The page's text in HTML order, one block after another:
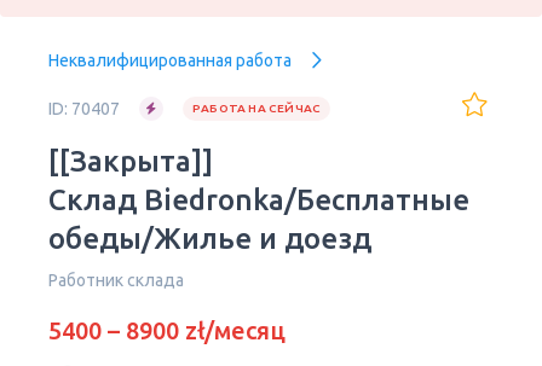
Неквалифицированная работа
ID: 70407 РАБОТА НА СЕЙЧАС
[[Закрыта]]
Склад Biedronka/Бесплатные
обеды/Жилье и доезд
Работник склада
5400 – 8900 zł/месяц